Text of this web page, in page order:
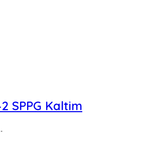
SPPG Kaltim